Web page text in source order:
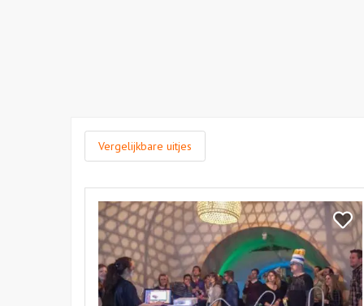
Vergelijkbare uitjes
Bekijk
Game
Show
Game
Show